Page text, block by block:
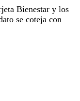
Bienestar y los
se coteja con